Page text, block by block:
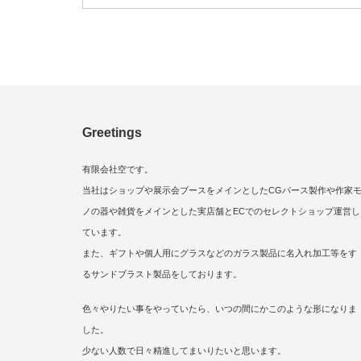
Greetings
有限会社空です。
当社はショップや展示会ブースをメインとしたCGパース製作や作家モ
ノの器や雑貨をメインとした実店舗とECでのセレクトショップ運営し
ています。
また、ギフトや個人用にグラスなどのガラス製品に名入れ加工等をす
るサンドブラスト製品をしております。
色々やりたい事をやっていたら、いつの間にかこのような形になりま
した。
少ない人数で日々精進してまいりたいと思います。